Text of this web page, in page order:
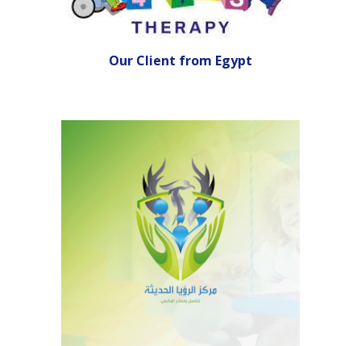
Our Client from Egypt